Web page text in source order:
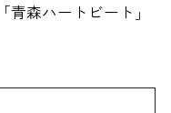
森ハートビート」